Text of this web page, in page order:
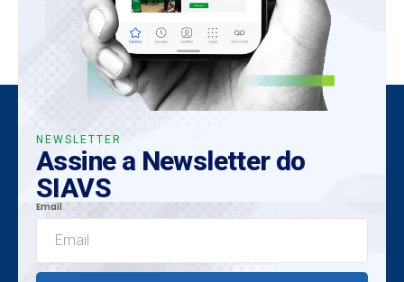
NEWSLETTER
Assine a Newsletter do
SIAVS
Email